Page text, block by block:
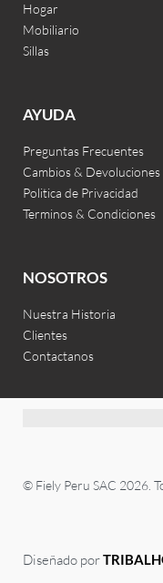
Hogar
Mobiliario
Sillas
AYUDA
Preguntas Frecuentes
Cambios & Devoluciones
Politica de Privacidad
Terminos & Condiciones
NOSOTROS
Nuestra Historia
Clientes
Contactanos
© Fiely Peru SAC 2026.
Diseñado por